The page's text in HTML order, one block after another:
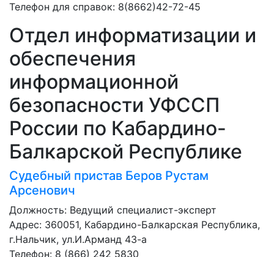
Телефон для справок: 8(8662)42-72-45
Отдел информатизации и
обеспечения
информационной
безопасности УФССП
России по Кабардино-
Балкарской Республике
Судебный пристав Беров Рустам
Арсенович
Должность: Ведущий специалист-эксперт
Адрес: 360051, Кабардино-Балкарская Республика,
г.Нальчик, ул.И.Арманд 43-а
Телефон: 8 (866) 242 5830